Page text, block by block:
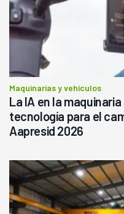
Maquinarias y vehículos
La IA en la
tecnología para el
Aapresid 2026